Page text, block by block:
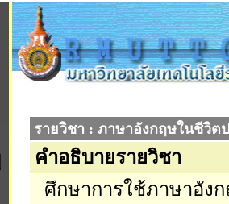
รายวิชา : ภาษาอังกฤษในชีวิต
คำอธิบายรายวิชา
ศึกษาการใช้ภาษาอัง